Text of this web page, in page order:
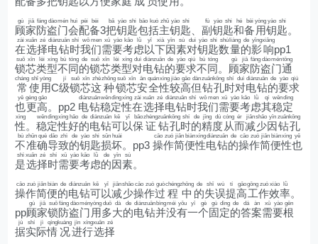
顾
gù
家
jiā
防
fáng
盗
dào
门
mén
会
huì
配
pèi
备
bèi
3把
bǎ
钥
yào
匙
shi
包
bāo
括
kuò
主
zhǔ
钥
yào
匙
shi
、副
fù
钥
yào
匙
shi
和
hé
备
bèi
用
yòng
钥
yào
匙
shi
。
在
zài
选
xuǎn
择
zé
电
diàn
钻
zuān
时
shí
我
wǒ
们
men
需
xū
要
yào
考
kǎo
虑
lǜ
以
yǐ
下
xià
因
yīn
素
sù
对
duì
钥
yào
匙
shi
数
shù
量
liàng
的
de
影
yǐng
响
xiǎng
pp1
锁
suǒ
芯
xīn
类
lèi
型
xíng
不
bù
同
tóng
的
de
锁
suǒ
芯
xīn
类
lèi
型
xíng
对
duì
电
diàn
钻
zuān
的
de
要
yào
求
qiú
不
bù
同
tóng
。 顾
gù
家
jiā
防
fáng
盗
dào
门
mén
通
tōng
常
cháng
使
shǐ
用
yòng
C级
jí
锁
suǒ
芯
xīn
这
zhè
种
zhǒng
锁
suǒ
芯
xīn
安
ān
全
quán
性
xìng
较
jiào
高
gāo
但
dàn
钻
zuān
孔
kǒng
时
shí
对
duì
电
diàn
钻
zuān
的
de
要
yào
求
qiú
也
yě
更
gèng
高
gāo
。pp2 电
diàn
钻
zuān
稳
wěn
定
dìng
性
xìng
在
zài
选
xuǎn
择
zé
电
diàn
钻
zuān
时
shí
我
wǒ
们
men
需
xū
要
yào
考
kǎo
虑
lǜ
其
qí
稳
wěn
定
dìng
性
xìng
。稳
wěn
定
dìng
性
xìng
好
hǎo
的
de
电
diàn
钻
zuān
可
kě
以
yǐ
保
bǎo
证
zhèng
钻
zuān
孔
kǒng
时
shí
的
de
精
jīng
度
dù
从
cóng
而
ér
减
jiǎn
少
shǎo
因
yīn
钻
zuān
孔
kǒng
不
bù
准
zhǔn
确
què
导
dǎo
致
zhì
的
de
钥
yào
匙
shi
损
sǔn
坏
huài
。pp3操
cāo
作
zuò
简
jiǎn
便
biàn
性
xìng
电
diàn
钻
zuān
的
de
操
cāo
作
zuò
简
jiǎn
便
biàn
性
xìng
也
yě
是
shì
选
xuǎn
择
zé
时
shí
需
xū
要
yào
考
kǎo
虑
lǜ
的
de
因
yīn
素
sù
。
操
cāo
作
zuò
简
jiǎn
便
biàn
的
de
电
diàn
钻
zuān
可
kě
以
yǐ
减
jiǎn
少
shǎo
操
cāo
作
zuò
过
guò
程
chéng
中
zhōng
的
de
失
shī
误
wù
提
tí
高
gāo
工
gōng
作
zuò
效
xiào
率
lǜ
。
pp顾
gù
家
jiā
锁
suǒ
防
fáng
盗
dào
门
mén
用
yòng
多
duō
大
dà
的
de
电
diàn
钻
zuān
并
bìng
没
méi
有
yǒu
一
yī
个
gè
固
gù
定
dìng
的
de
答
dá
案
àn
需
xū
要
yào
根
gēn
据
jù
实
shí
际
jì
情
qíng
况
kuàng
进
jìn
行
xíng
选
xuǎn
择
zé